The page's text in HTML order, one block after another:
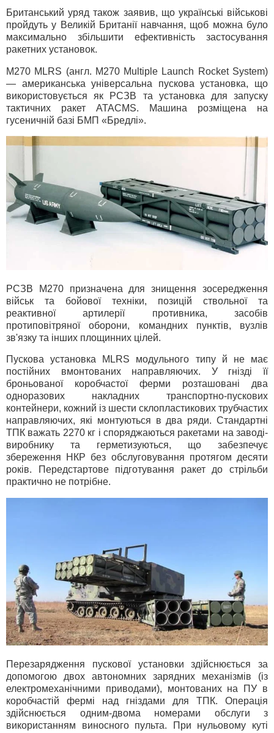
Британський уряд також заявив, що українські військові
пройдуть у Великій Британії навчання, щоб можна було
максимально збільшити ефективність застосування
ракетних установок.
M270 MLRS (англ. M270 Multiple Launch Rocket System)
— американська універсальна пускова установка, що
використовується як РСЗВ та установка для запуску
тактичних ракет ATACMS. Машина розміщена на
гусеничній базі БМП «Бредлі».
РСЗВ M270 призначена для знищення зосередження
військ та бойової техніки, позицій ствольної та
реактивної артилерії противника, засобів
протиповітряної оборони, командних пунктів, вузлів
зв'язку та інших площинних цілей.
Пускова установка MLRS модульного типу й не має
постійних вмонтованих направляючих. У гнізді її
броньованої коробчастої ферми розташовані два
одноразових накладних транспортно-пускових
контейнери, кожний із шести склопластикових трубчастих
направляючих, які монтуються в два ряди. Стандартні
ТПК важать 2270 кг і споряджаються ракетами на заводі-
виробнику та герметизуються, що забезпечує
збереження НКР без обслуговування протягом десяти
років. Передстартове підготування ракет до стрільби
практично не потрібне.
Перезарядження пускової установки здійснюється за
допомогою двох автономних зарядних механізмів (із
електромеханічними приводами), монтованих на ПУ в
коробчастій фермі над гніздами для ТПК. Операція
здійснюється одним-двома номерами обслуги з
використанням виносного пульта. При нульовому куті